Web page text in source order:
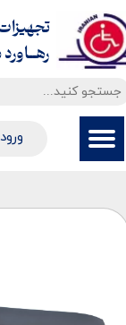
ورود
حساب کاربری من
سفارشات
خروج از حساب